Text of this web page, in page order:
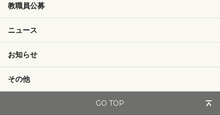
教職員公募
ニュース
お知らせ
その他
GO TOP